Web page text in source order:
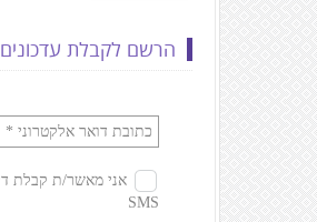
הרשם לקבלת עדכונים